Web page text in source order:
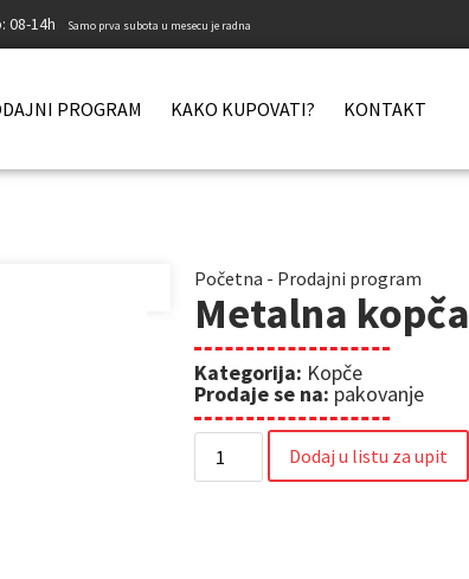
08-14h Samo prva subota u mesecu je radna
PROGRAM KAKO KUPOVATI? KONTAKT
Početna - Prodajni program
Metalna kopča
Kategorija: Kopče
Prodaje se na:pakovanje
Dodaj u listu za upit